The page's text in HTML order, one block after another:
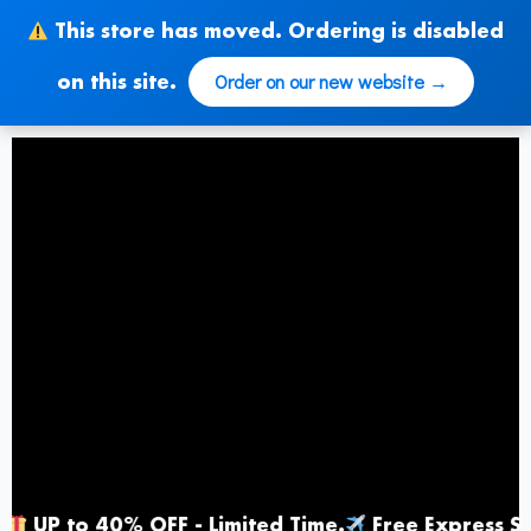
This store has moved. Ordering is disabled
on this site. Order on our new website →
Inhalt
springen
to 40% OFF - Limited Time Free Express